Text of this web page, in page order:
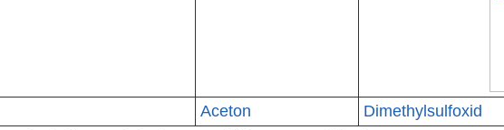
Aceton
Dimethylsulfoxid